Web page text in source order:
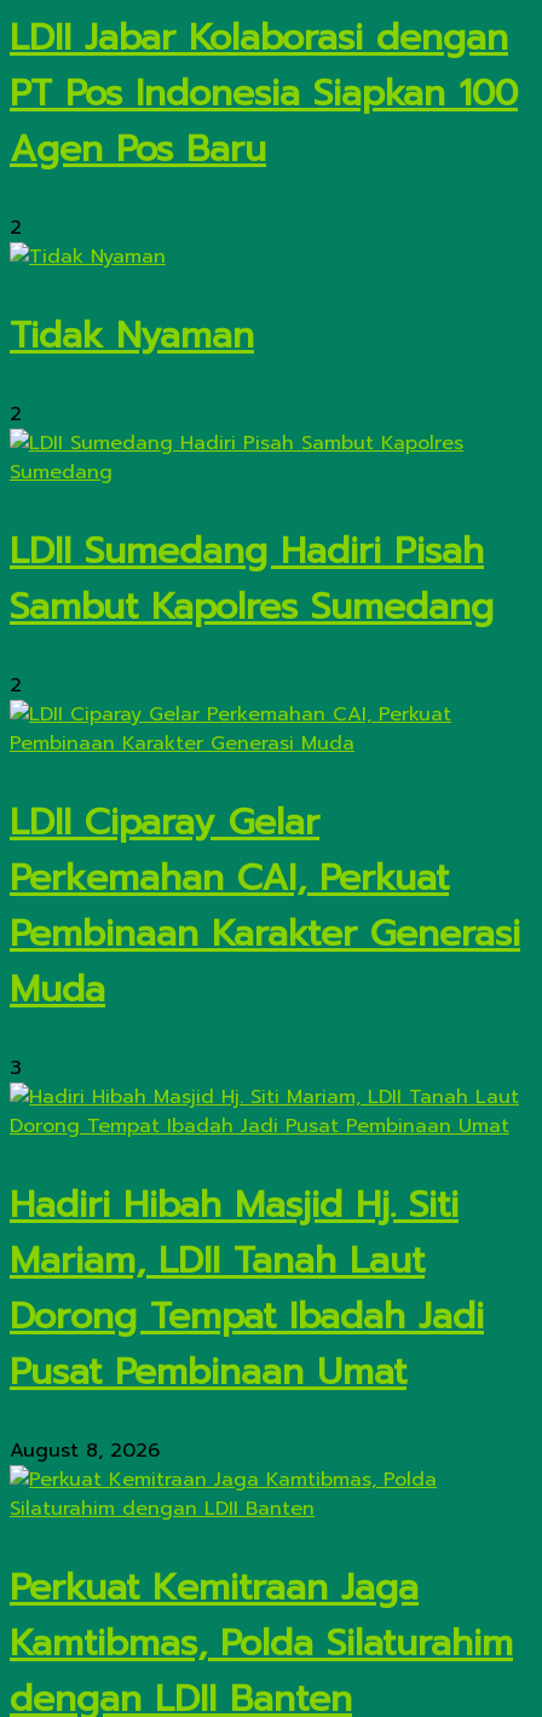
LDII Jabar Kolaborasi dengan
PT Pos Indonesia Siapkan 100
Agen Pos Baru
2
Tidak Nyaman
2
LDII Sumedang Hadiri Pisah
Sambut Kapolres Sumedang
2
LDII Ciparay Gelar
Perkemahan CAI, Perkuat
Pembinaan Karakter Generasi
Muda
3
Hadiri Hibah Masjid Hj. Siti
Mariam, LDII Tanah Laut
Dorong Tempat Ibadah Jadi
Pusat Pembinaan Umat
August 8, 2026
Perkuat Kemitraan Jaga
Kamtibmas, Polda Silaturahim
dengan LDII Banten